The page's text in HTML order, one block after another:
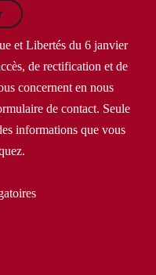
et Libertés du 6 janvier
de rectification et de
concernent en nous
de contact. Seule
informations que vous